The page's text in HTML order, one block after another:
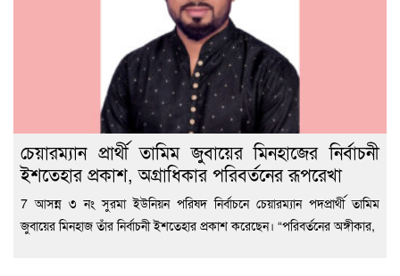
চেয়ারম্যান প্রার্থী তামিম জুবায়ের মিনহাজের নির্বাচনী
ইশতেহার প্রকাশ, অগ্রাধিকার পরিবর্তনের রূপরেখা
7 আসন্ন ৩ নং সুরমা ইউনিয়ন পরিষদ নির্বাচনে চেয়ারম্যান পদপ্রার্থী তামিম
জুবায়ের মিনহাজ তাঁর নির্বাচনী ইশতেহার প্রকাশ করেছেন। “পরিবর্তনের অঙ্গীকার,